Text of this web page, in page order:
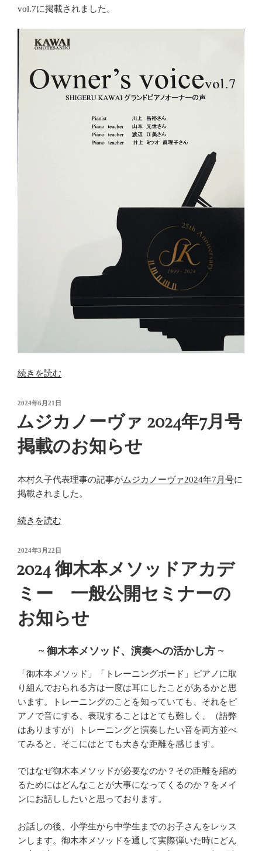
vol.7に掲載されました。
“KAWAI
voice
vol.7””
の
続きを読む
投
日:
2024年6月21日
ムジカノーヴァ 2024年7月号
掲載のお知らせ
本村久子代表理事の記事がムジカノーヴァ2024年7月号に
掲載されました。
“ム
カ
ー
ヴ
2024
号
掲
載
の
お
知
せ”
の
続きを読む
投
日:
2024年3月22日
2024 御木本メソッドアカデ
ミー 一般公開セミナーの
お知らせ
~ 御木本メソッド、演奏への活かし方 ~
「御木本メソッド」「トレーニングボード」ピアノに取
り組んでおられる方は一度は耳にしたことがあるかと思
います。トレーニングのことを知っていても、それをピ
アノで音にする、表現することはとても難しく、（語弊
はありますが）トレーニングと演奏したい音を両方並べ
てみると、そこにはとても大きな距離を感じます。
ではなぜ御木本メソッドが必要なのか？その距離を縮め
るためにはどんなことが大事になってくるのか？をメイ
ンにお話ししたいと思っております。
お話しの後、小学生から中学生までのお子さんをレッス
ンします。御木本メソッドを通して実際弾いた時にどん